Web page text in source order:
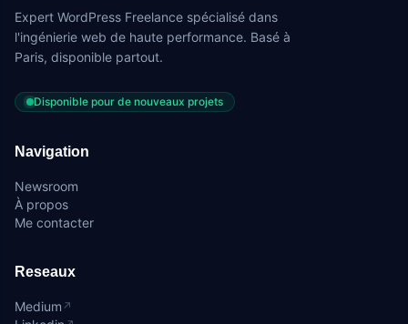
Expert WordPress Freelance spécialisé dans
l'ingénierie web de haute performance. Basé à
Paris, disponible partout.
Disponible pour de nouveaux projets
Navigation
Newsroom
À propos
Me contacter
Reseaux
Medium ↗